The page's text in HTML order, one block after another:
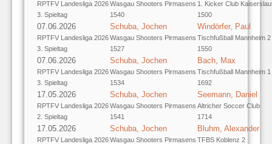
RPTFV Landesliga 2026
3. Spieltag
Wasgau Shooters Pirmasens
1540
1. Kicker Club
1500
07.06.2026
RPTFV Landesliga 2026
3. Spieltag
Schuba, Jochen
Wasgau Shooters Pirmasens
1527
Windörfer, Paul
Tischfußball Mannheim 2
1550
07.06.2026
RPTFV Landesliga 2026
3. Spieltag
Schuba, Jochen
Wasgau Shooters Pirmasens
1534
Bach, Max
Tischfußball Mannheim 1
1692
17.05.2026
RPTFV Landesliga 2026
2. Spieltag
Schuba, Jochen
Wasgau Shooters Pirmasens
1541
Seemann, Daniel
Altricher Soccer Club
1714
17.05.2026
RPTFV Landesliga 2026
Schuba, Jochen
Wasgau Shooters Pirmasens
Bluhm, Alexander
TFBS Koblenz 2